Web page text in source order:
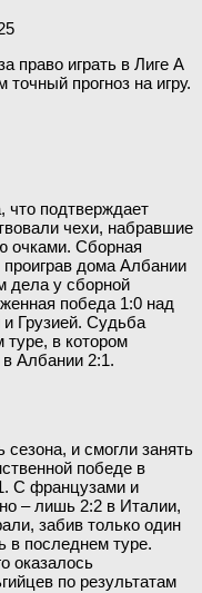
право играть в Лиге А
прогноз на игру.
что подтверждает
чехи, набравшие
очками. Сборная
дома Албании
дела у сборной
победа 1:0 над
Грузией. Судьба
туре, в котором
Албании 2:1.
и смогли занять
победе в
С французами и
– лишь 2:2 в Италии,
забив только один
в последнем туре.
оказалось
по результатам